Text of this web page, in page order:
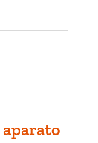
aparato